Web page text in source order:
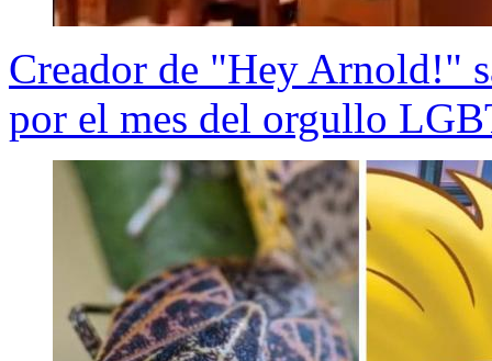
Creador de "Hey Arnold!"
por el mes del orgullo